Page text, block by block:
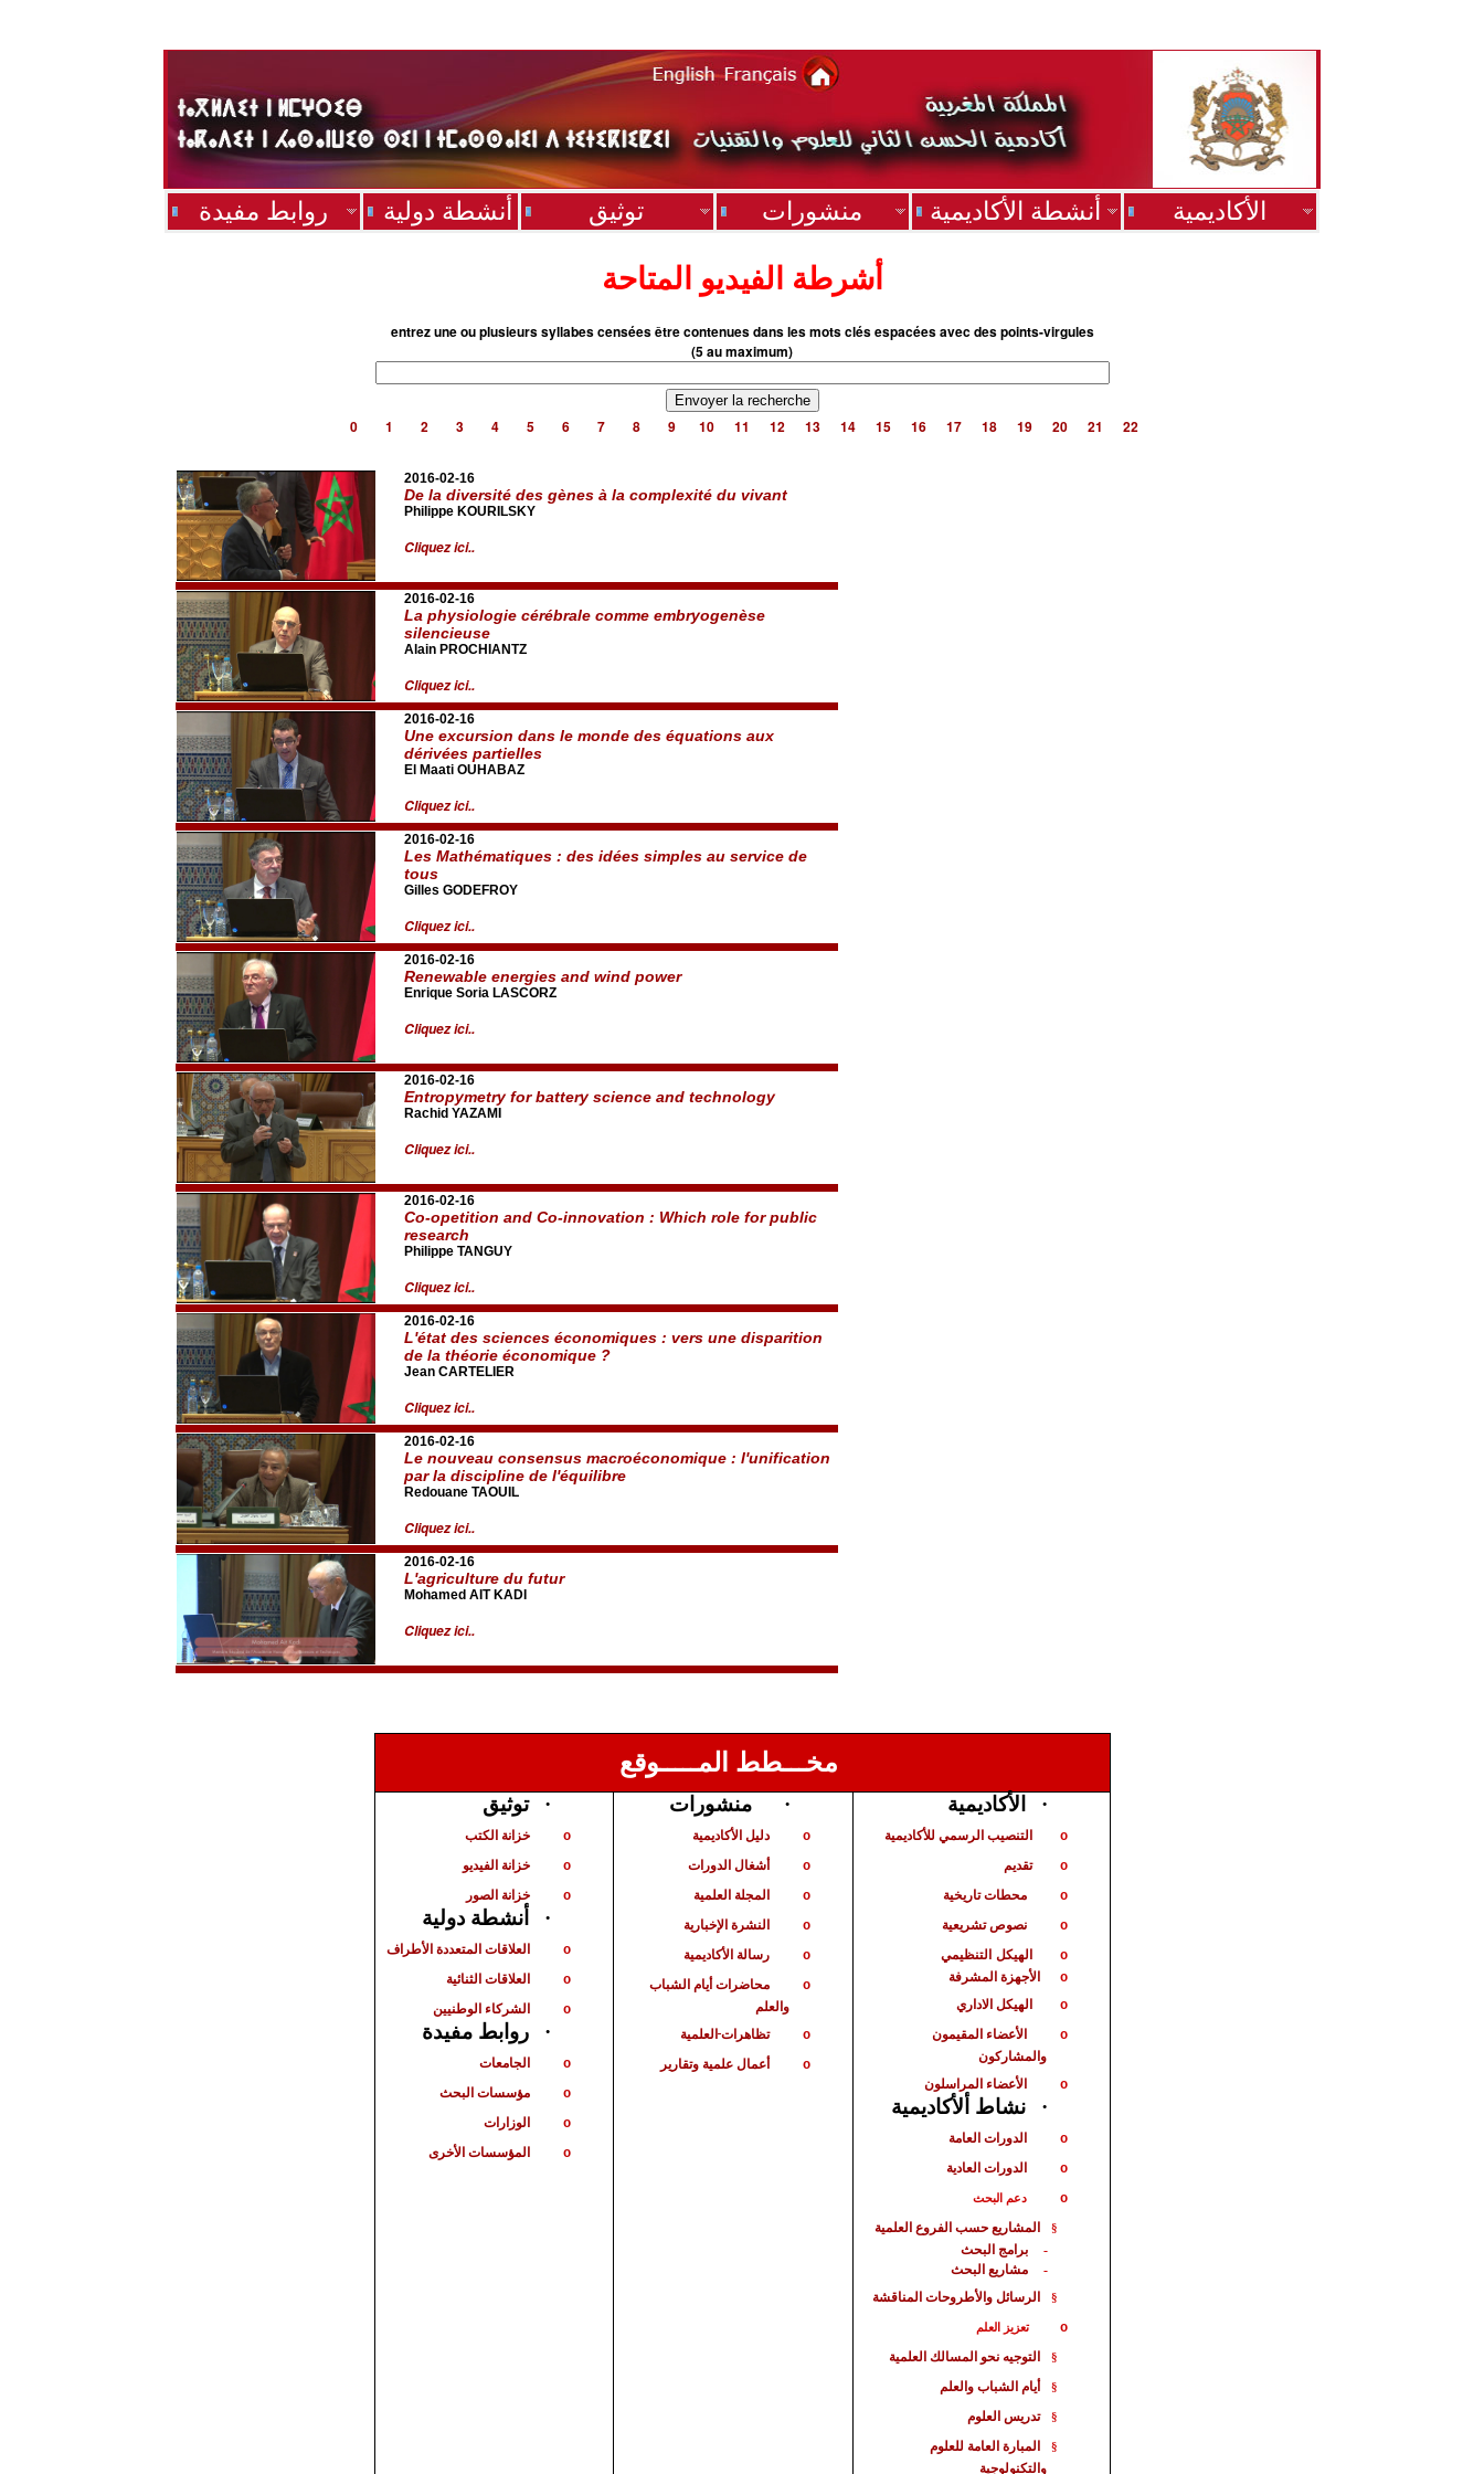
روابط مفيدة أنشطة دولية توثيق منشورات أنشطة الأكاديمية الأكاديمية
أشرطة الفيديو المتاحة
entrez une ou plusieurs syllabes censées être contenues dans les mots clés espacées avec des points-virgules
(5 au maximum)
0 1 2 3 4 5 6 7 8 9 10 11 12 13 14 15 16 17 18 19 20 21 22
2016-02-16
De la diversité des gènes à la complexité du vivant
Philippe KOURILSKY
Cliquez ici..
2016-02-16
La physiologie cérébrale comme embryogenèse
silencieuse
Alain PROCHIANTZ
Cliquez ici..
2016-02-16
Une excursion dans le monde des équations aux
dérivées partielles
El Maati OUHABAZ
Cliquez ici..
2016-02-16
Les Mathématiques : des idées simples au service de
tous
Gilles GODEFROY
Cliquez ici..
2016-02-16
Renewable energies and wind power
Enrique Soria LASCORZ
Cliquez ici..
2016-02-16
Entropymetry for battery science and technology
Rachid YAZAMI
Cliquez ici..
2016-02-16
Co-opetition and Co-innovation : Which role for public
research
Philippe TANGUY
Cliquez ici..
2016-02-16
L'état des sciences économiques : vers une disparition
de la théorie économique ?
Jean CARTELIER
Cliquez ici..
2016-02-16
Le nouveau consensus macroéconomique : l'unification
par la discipline de l'équilibre
Redouane TAOUIL
Cliquez ici..
2016-02-16
L'agriculture du futur
Mohamed AIT KADI
Cliquez ici..
مخـــطط المـــــوقع
· توثيق
o خزانة الكتب
o خزانة الفيديو
o خزانة الصور
· أنشطة دولية
o العلاقات المتعددة الأطراف
o العلاقات الثنائية
o الشركاء الوطنيين
· روابط مفيدة
o الجامعات
o مؤسسات البحث
o الوزارات
o المؤسسات الأخرى
· منشورات
o دليل الأكاديمية
o أشغال الدورات
o المجلة العلمية
o النشرة الإخبارية
o رسالة الأكاديمية
o
محاضرات أيام الشباب
والعلم
o تظاهراتالعلمية
o أعمال علمية وتقارير
· الأكاديمية
o التنصيب الرسمي للأكاديمية
o تقديم
o محطات تاريخية
o نصوص تشريعية
o الهيكل التنظيمي
o الأجهزة المشرفة
o الهيكل الاداري
o
الأعضاء المقيمون
والمشاركون
o الأعضاء المراسلون
· نشاط ألأكاديمية
o الدورات العامة
o الدورات العادية
o دعم البحث
§ المشاريع حسب الفروع العلمية
- برامج البحث
- مشاريعالبحث
§ الرسائل والأطروحات المناقشة
o تعزيز العلم
§ التوجيه نحو المسالك العلمية
§ أيام الشباب والعلم
§ تدريس العلوم
§ المبارةالعامة للعلوم
والتكنولوجية